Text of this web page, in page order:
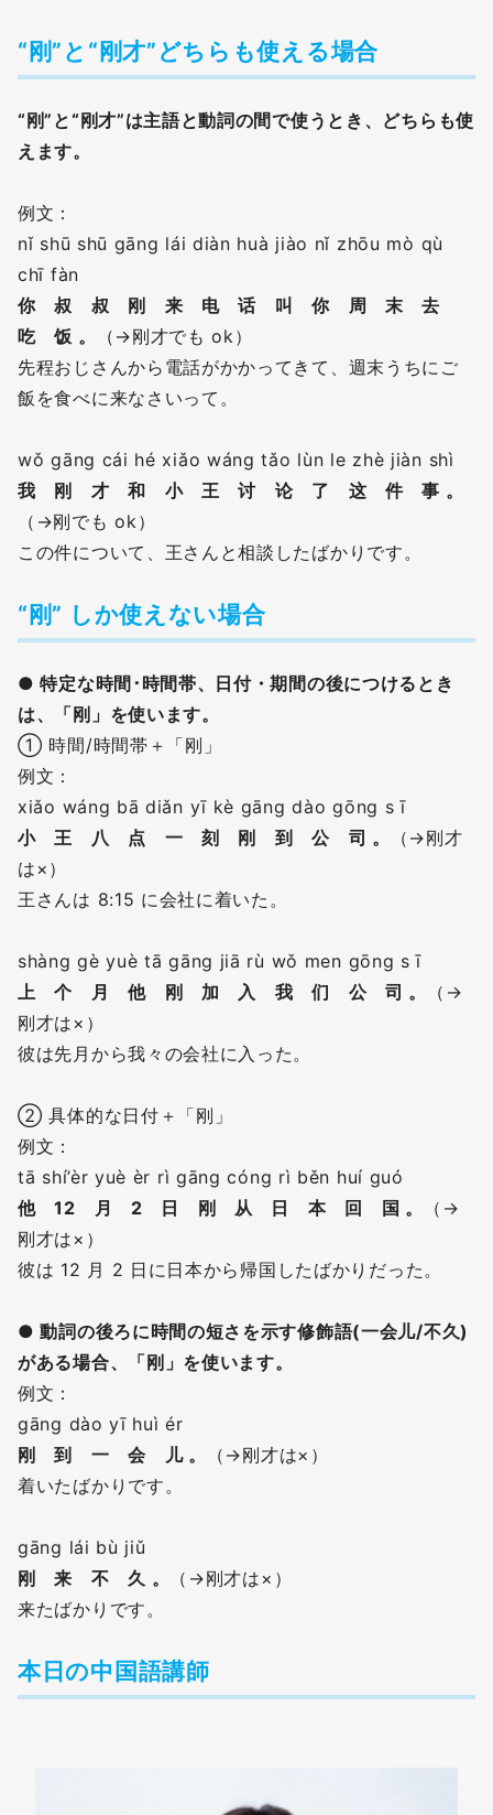
“刚”と“刚才”どちらも使える場合
“刚”と“刚才”は主語と動詞の間で使うとき、どちらも使
えます。
例文：
nǐ shū shū gāng lái diàn huà jiào nǐ zhōu mò qù
chī fàn
你 叔 叔 刚 来 电 话 叫 你 周 末 去
吃 饭 。
（→刚才でも ok）
先程おじさんから電話がかかってきて、週末うちにご
飯を食べに来なさいって。
wǒ gāng cái hé xiǎo wáng tǎo lùn le zhè jiàn shì
我 刚 才 和 小 王 讨 论 了 这 件 事 。
（→刚でも ok）
この件について、王さんと相談したばかりです。
“刚” しか使えない場合
● 特定な時間･時間帯、日付・期間の後につけるとき
は、「刚」を使います。
① 時間/時間帯＋「刚」
例文：
xiǎo wáng bā diǎn yī kè gāng dào gōng s ī
小 王 八 点 一 刻 刚 到 公 司 。
（→刚才
は×）
王さんは 8:15 に会社に着いた。
shàng gè yuè tā gāng jiā rù wǒ men gōng s ī
上 个 月 他 刚 加 入 我 们 公 司 。
（→
刚才は×）
彼は先月から我々の会社に入った。
② 具体的な日付＋「刚」
例文：
tā shí’èr yuè èr rì gāng cóng rì běn huí guó
他 12 月 2 日 刚 从 日 本 回 国 。
（→
刚才は×）
彼は 12 月 2 日に日本から帰国したばかりだった。
● 動詞の後ろに時間の短さを示す修飾語(一会儿/不久)
がある場合、「刚」を使います。
例文：
gāng dào yī huì ér
刚 到 一 会 儿 。
（→刚才は×）
着いたばかりです。
gāng lái bù jiǔ
刚 来 不 久 。
（→刚才は×）
来たばかりです。
本日の中国語講師